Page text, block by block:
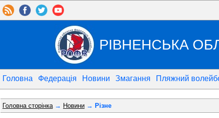
РІВНЕНСЬКА
Головна Федерація Новини Змагання Пляжний
Головна сторінка→ Новини → Різне